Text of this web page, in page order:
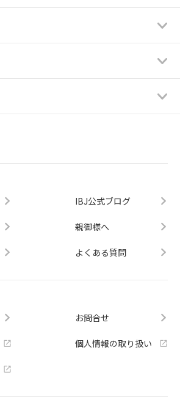
IBJ公式ブログ
親御様へ
よくある質問
お問合せ
個人情報の取り扱い